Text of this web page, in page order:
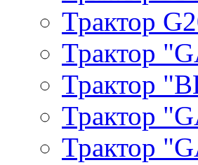
Трактор
Трактор
Трактор
Трактор
Трактор